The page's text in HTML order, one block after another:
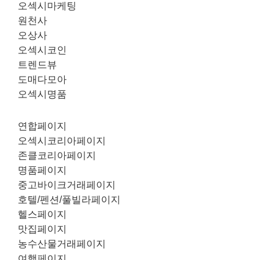
오섹시마케팅
원천사
오상사
오섹시코인
트렌드뷰
도매다모아
오섹시명품
연합페이지
오섹시코리아페이지
존클코리아페이지
명품페이지
중고바이크거래페이지
호텔/펜션/풀빌라페이지
헬스페이지
맛집페이지
농수산물거래페이지